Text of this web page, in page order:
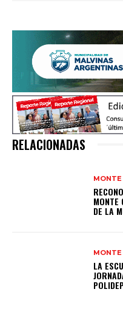
RELACIONADAS
MONTE
DE LA
LA